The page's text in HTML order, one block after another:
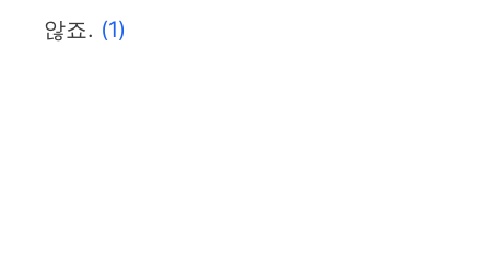
않죠. (1)